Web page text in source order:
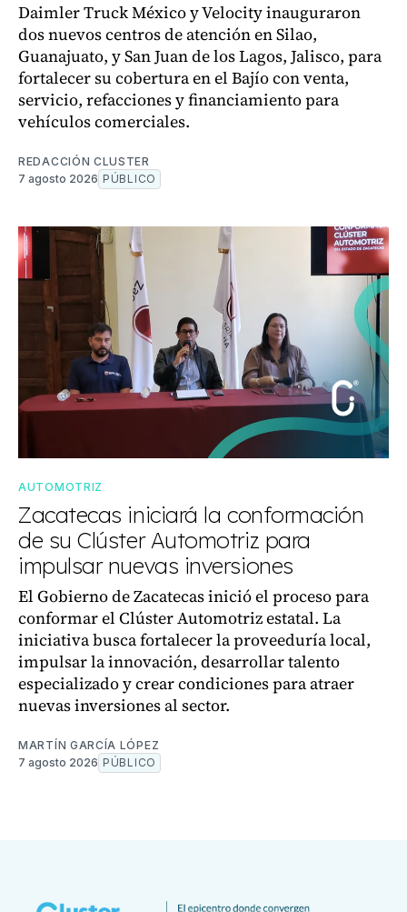
Daimler Truck México y Velocity inauguraron
dos nuevos centros de atención en Silao,
Guanajuato, y San Juan de los Lagos, Jalisco, para
fortalecer su cobertura en el Bajío con venta,
servicio, refacciones y financiamiento para
vehículos comerciales.
REDACCIÓN CLUSTER
7 agosto 2026 PÚBLICO
AUTOMOTRIZ
Zacatecas iniciará la conformación
de su Clúster Automotriz para
impulsar nuevas inversiones
El Gobierno de Zacatecas inició el proceso para
conformar el Clúster Automotriz estatal. La
iniciativa busca fortalecer la proveeduría local,
impulsar la innovación, desarrollar talento
especializado y crear condiciones para atraer
nuevas inversiones al sector.
MARTÍN GARCÍA LÓPEZ
7 agosto 2026 PÚBLICO